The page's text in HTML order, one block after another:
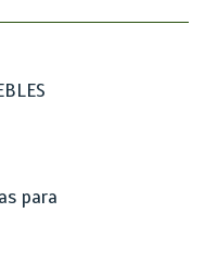
para